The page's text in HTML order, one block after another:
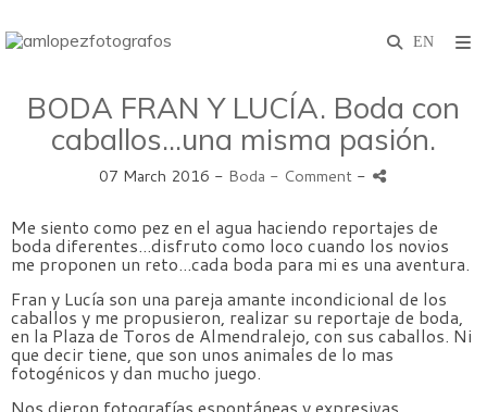
BODA FRAN Y LUCÍA. Boda con
caballos...una misma pasión.
07 March 2016 - Boda - Comment -
Me siento como pez en el agua haciendo reportajes de
boda diferentes...disfruto como loco cuando los novios
me proponen un reto...cada boda para mi es una aventura.
Fran y Lucía son una pareja amante incondicional de los
caballos y me propusieron, realizar su reportaje de boda,
en la Plaza de Toros de Almendralejo, con sus caballos. Ni
que decir tiene, que son unos animales de lo mas
fotogénicos y dan mucho juego.